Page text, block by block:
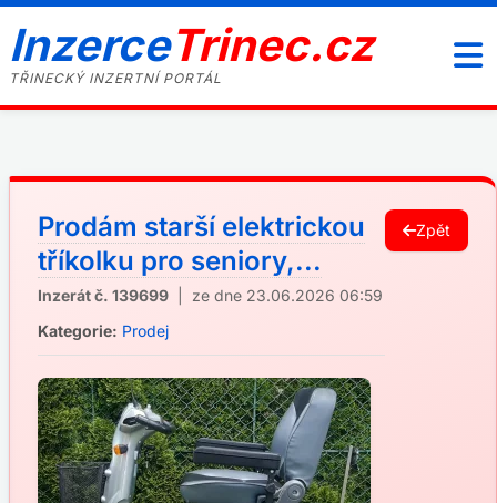
InzerceTrinec.cz
TŘINECKÝ INZERTNÍ PORTÁL
Prodám starší elektrickou
tříkolku pro seniory,...
Inzerát č. 139699 | ze dne 23.06.2026 06:59
Kategorie: Prodej
Zpět